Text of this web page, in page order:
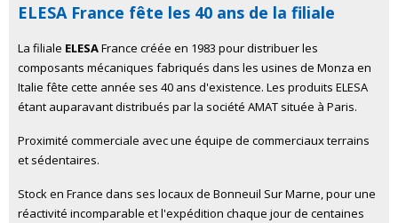
ELESA France fête les 40 ans de la filiale
La filiale ELESAFrance créée en 1983 pour distribuer les
composants mécaniques fabriqués dans les usines de Monza en
Italie fête cette année ses 40 ans d'existence. Les produits ELESA
étant auparavant distribués par la société AMAT située à Paris.
Proximité commerciale avec une équipe de commerciaux terrains
et sédentaires.
Stock en France dans ses locaux de Bonneuil Sur Marne, pour une
réactivité incomparable et l'expédition chaque jour de centaines